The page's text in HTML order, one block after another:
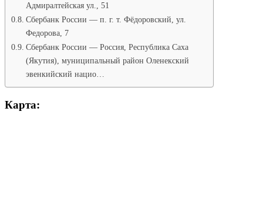
Адмиралтейская ул., 51
Сбербанк России — п. г. т. Фёдоровский, ул.
Федорова, 7
Сбербанк России — Россия, Республика Саха
(Якутия), муниципальный район Оленекский
эвенкийский нацио…
Карта: